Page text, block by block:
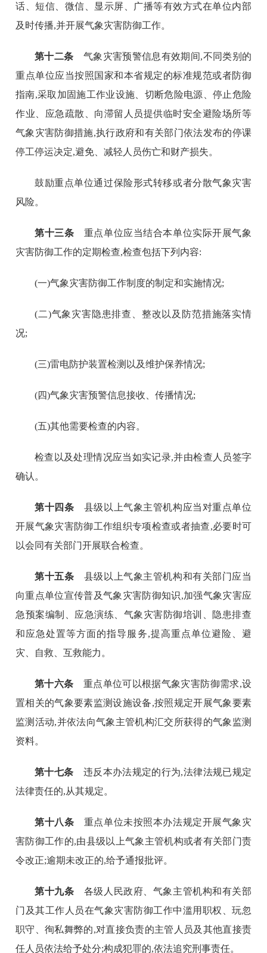
话、短信、微信、显示屏、广播等有效方式在单位内部
及时传播,并开展气象灾害防御工作。
第十二条 气象灾害预警信息有效期间,不同类别的
重点单位应当按照国家和本省规定的标准规范或者防御
指南,采取加固施工作业设施、切断危险电源、停止危险
作业、应急疏散、向滞留人员提供临时安全避险场所等
气象灾害防御措施,执行政府和有关部门依法发布的停课
停工停运决定,避免、减轻人员伤亡和财产损失。
鼓励重点单位通过保险形式转移或者分散气象灾害
风险。
第十三条 重点单位应当结合本单位实际开展气象
灾害防御工作的定期检查,检查包括下列内容:
(一)气象灾害防御工作制度的制定和实施情况;
(二)气象灾害隐患排查、整改以及防范措施落实情
况;
(三)雷电防护装置检测以及维护保养情况;
(四)气象灾害预警信息接收、传播情况;
(五)其他需要检查的内容。
检查以及处理情况应当如实记录,并由检查人员签字
确认。
第十四条 县级以上气象主管机构应当对重点单位
开展气象灾害防御工作组织专项检查或者抽查,必要时可
以会同有关部门开展联合检查。
第十五条 县级以上气象主管机构和有关部门应当
向重点单位宣传普及气象灾害防御知识,加强气象灾害应
急预案编制、应急演练、气象灾害防御培训、隐患排查
和应急处置等方面的指导服务,提高重点单位避险、避
灾、自救、互救能力。
第十六条 重点单位可以根据气象灾害防御需求,设
置相关的气象要素监测设施设备,按照规定开展气象要素
监测活动,并依法向气象主管机构汇交所获得的气象监测
资料。
第十七条 违反本办法规定的行为,法律法规已规定
法律责任的,从其规定。
第十八条 重点单位未按照本办法规定开展气象灾
害防御工作的,由县级以上气象主管机构或者有关部门责
令改正;逾期未改正的,给予通报批评。
第十九条 各级人民政府、气象主管机构和有关部
门及其工作人员在气象灾害防御工作中滥用职权、玩忽
职守、徇私舞弊的,对直接负责的主管人员及其他直接责
任人员依法给予处分;构成犯罪的,依法追究刑事责任。